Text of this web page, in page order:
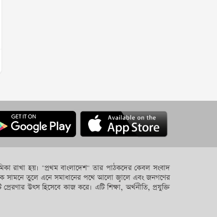
রাখা হয়। "প্রথম বাংলাদেশ" তার পাঠকদের কেবল সংবাদ
সামনে তুলে এনে সমাধানের পথে আলো জ্বালে এবং জনগণের
উৎস হিসেবে কাজ করে। এটি শিক্ষা, অর্থনীতি, প্রযুক্তি